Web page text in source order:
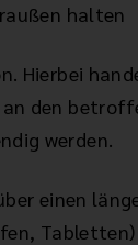
halten
Hierbei
den
werden.
einen